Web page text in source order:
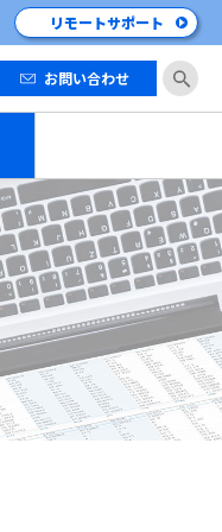
リモートサポート
お問い合わせ